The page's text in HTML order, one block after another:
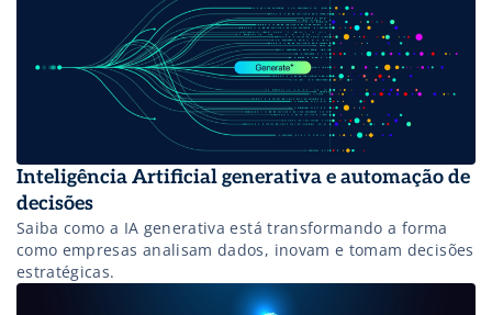
Inteligência Artificial generativa e automação de
decisões
Saiba como a IA generativa está transformando a forma
como empresas analisam dados, inovam e tomam decisões
estratégicas.